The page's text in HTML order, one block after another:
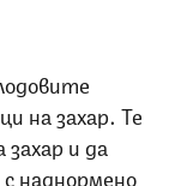
на захар. Те
и да
наднормено